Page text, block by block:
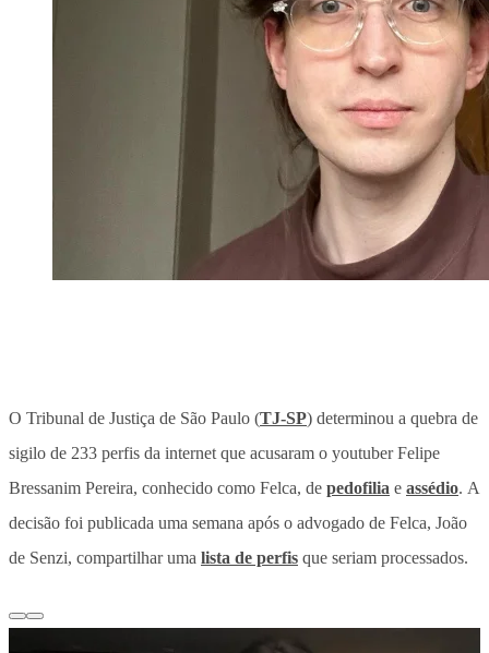
O Tribunal de Justiça de São Paulo (TJ-SP) determinou a quebra de
sigilo de 233 perfis da internet que acusaram o youtuber Felipe
Bressanim Pereira, conhecido como Felca, de pedofilia e assédio. A
decisão foi publicada uma semana após o advogado de Felca, João
de Senzi, compartilhar uma lista de perfis que seriam processados.